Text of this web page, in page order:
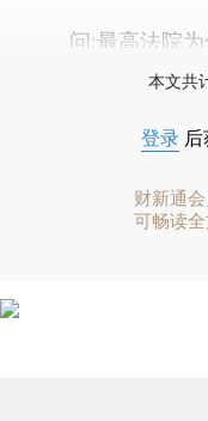
问:最高法院为
本文共
登录
财新通会
可畅读全